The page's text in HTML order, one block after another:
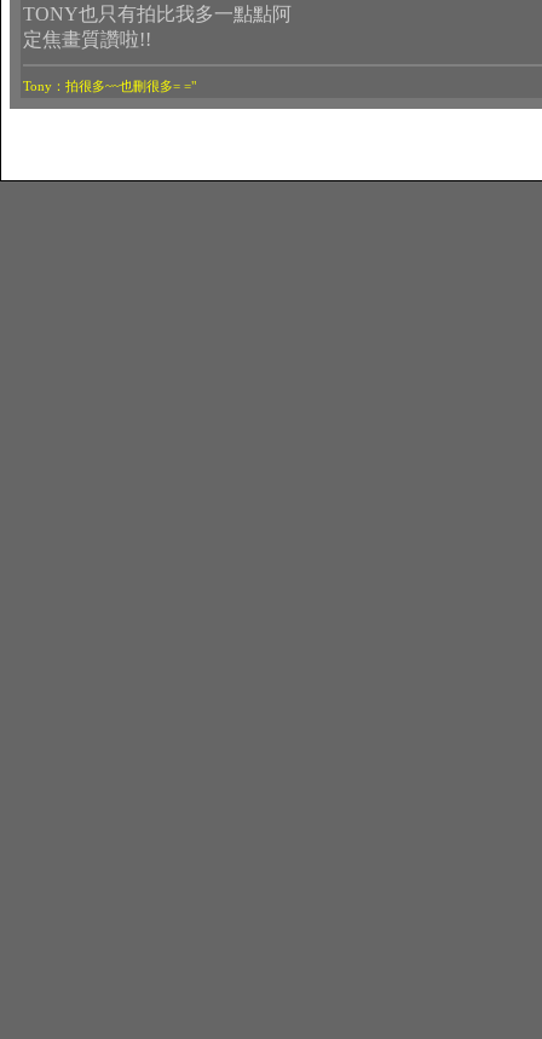
TONY也只有拍比我多一點點阿
定焦畫質讚啦!!
Tony：拍很多~~也刪很多= ="